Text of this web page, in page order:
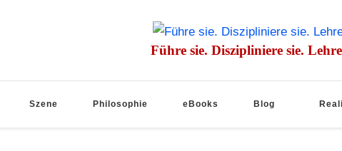
Führe sie. Diszipliniere sie.
Szene Philosophie eBooks Blog